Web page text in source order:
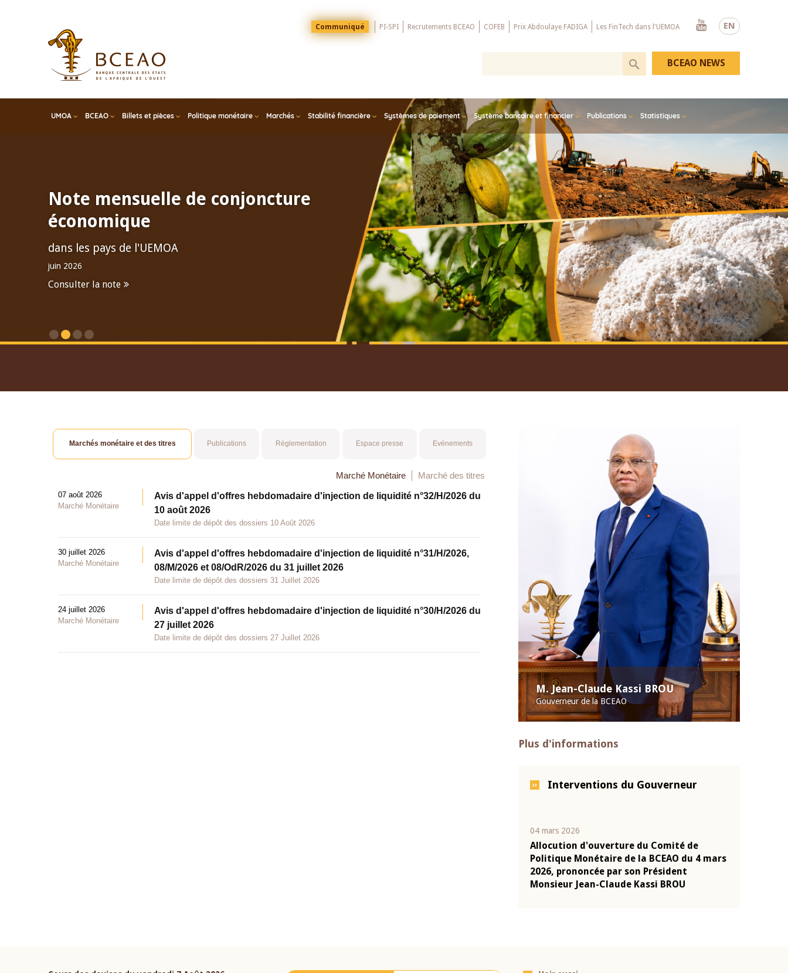
EN
Menu
Top
Communiqué PI-SPI Recrutements BCEAO COFEB Prix Abdoulaye FADIGA Les FinTech dans l'UEMOA
Youtube
UMOA BCEAO Billets et pièces Politique monétaire Marchés Stabilité financière Systèmes de paiement Système bancaire et financier Publications Statistiques
BCEAO NEWS
Note mensuelle de conjoncture
économique
dans les pays de l'UEMOA
juin 2026
Consulter la note
M. Jean-Claude Kassi BROU
Gouverneur de la BCEAO
Plus d'informations
Interventions du Gouverneur
04 mars 2026
Allocution d'ouverture du Comité de
Politique Monétaire de la BCEAO du 4 mars
2026, prononcée par son Président
Monsieur Jean-Claude Kassi BROU
Marchés monétaire et des titres Publications Réglementation Espace presse Evénements
Marché Monétaire Marché des titres
07 août 2026
Marché Monétaire
Avis d'appel d'offres hebdomadaire d'injection de liquidité n°32/H/2026 du
10 août 2026
Date limite de dépôt des dossiers 10 Août 2026
30 juillet 2026
Marché Monétaire
Avis d'appel d'offres hebdomadaire d'injection de liquidité n°31/H/2026,
08/M/2026 et 08/OdR/2026 du 31 juillet 2026
Date limite de dépôt des dossiers 31 Juillet 2026
24 juillet 2026
Marché Monétaire
Avis d'appel d'offres hebdomadaire d'injection de liquidité n°30/H/2026 du
27 juillet 2026
Date limite de dépôt des dossiers 27 Juillet 2026